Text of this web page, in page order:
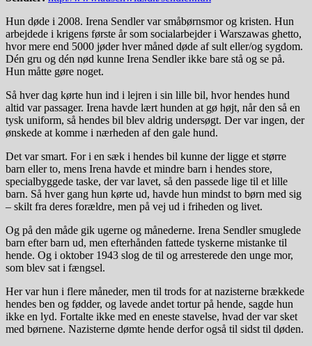
Hun døde i 2008. Irena Sendler var småbørnsmor og kristen. Hun
arbejdede i krigens første år som socialarbejder i Warszawas ghetto,
hvor mere end 5000 jøder hver måned døde af sult eller/og sygdom.
Dén gru og dén nød kunne Irena Sendler ikke bare stå og se på.
Hun måtte gøre noget.
Så hver dag kørte hun ind i lejren i sin lille bil, hvor hendes hund
altid var passager. Irena havde lært hunden at gø højt, når den så en
tysk uniform, så hendes bil blev aldrig undersøgt. Der var ingen, der
ønskede at komme i nærheden af den gale hund.
Det var smart. For i en sæk i hendes bil kunne der ligge et større
barn eller to, mens Irena havde et mindre barn i hendes store,
specialbyggede taske, der var lavet, så den passede lige til et lille
barn. Så hver gang hun kørte ud, havde hun mindst to børn med sig
– skilt fra deres forældre, men på vej ud i friheden og livet.
Og på den måde gik ugerne og månederne. Irena Sendler smuglede
barn efter barn ud, men efterhånden fattede tyskerne mistanke til
hende. Og i oktober 1943 slog de til og arresterede den unge mor,
som blev sat i fængsel.
Her var hun i flere måneder, men til trods for at nazisterne brækkede
hendes ben og fødder, og lavede andet tortur på hende, sagde hun
ikke en lyd. Fortalte ikke med en eneste stavelse, hvad der var sket
med børnene. Nazisterne dømte hende derfor også til sidst til døden.